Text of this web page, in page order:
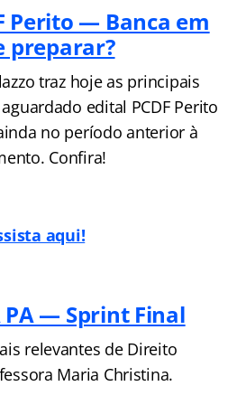
Perito — Banca em
preparar?
traz hoje as principais
edital PCDF Perito
no período anterior à
Confira!
aqui!
PA — Sprint Final
relevantes de Direito
Maria Christina.